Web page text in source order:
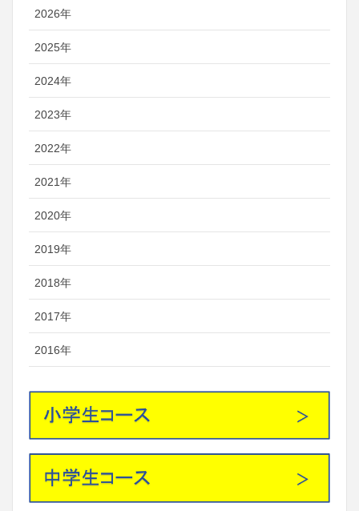
2026年
2025年
2024年
2023年
2022年
2021年
2020年
2019年
2018年
2017年
2016年